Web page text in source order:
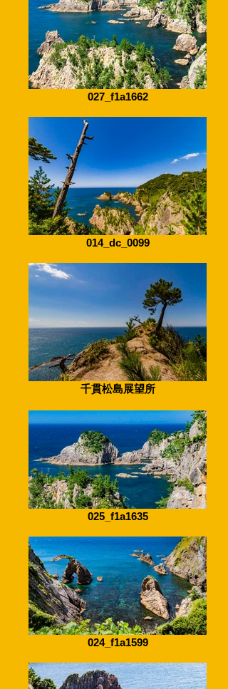
027_f1a1662
014_dc_0099
千貫松島展望所
025_f1a1635
024_f1a1599